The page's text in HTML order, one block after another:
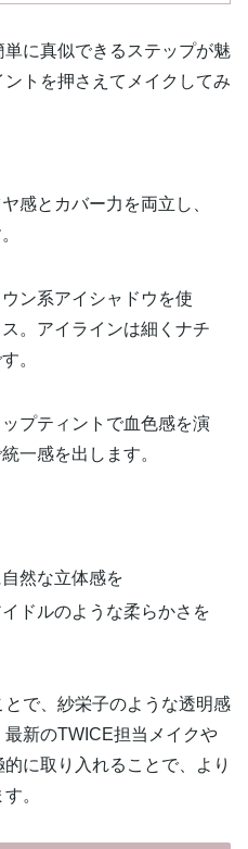
に真似できるステップが魅
トを押さえてメイクしてみ
感とカバー力を両立し、
ン系アイシャドウを使
。アイラインは細くナチ
。
プティントで血色感を演
一感を出します。
然な立体感を
ドルのような柔らかさを
とで、紗栄子のような透明感
新のTWICE担当メイクや
に取り入れることで、より
。